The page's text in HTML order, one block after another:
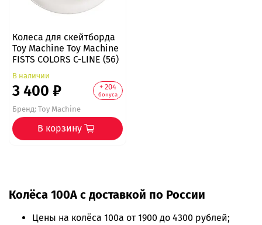
Колеса для скейтборда
Toy Machine Toy Machine
FISTS COLORS C-LINE (56)
В наличии
3 400 ₽ + 204
бонуса
Бренд:Toy Machine
В корзину
Колёса 100А с доставкой по России
Цены на колёса 100а от 1900 до 4300 рублей;